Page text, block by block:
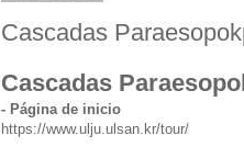
Cascadas
Cascadas
- Página de inicio
https://www.ulju.ulsan.kr/tour/